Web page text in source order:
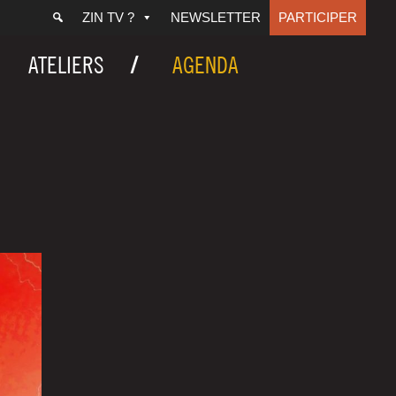
ZIN TV ? NEWSLETTER PARTICIPER
ATELIERS AGENDA